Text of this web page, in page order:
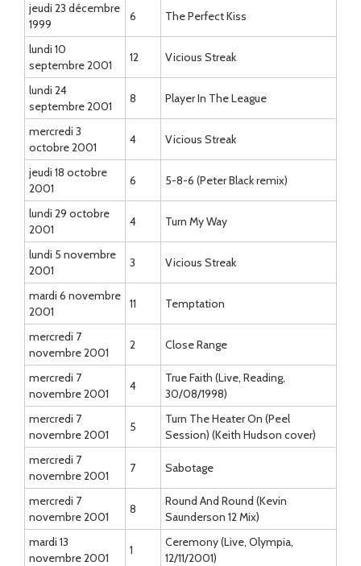
jeudi 23 décembre
1999
6 The Perfect Kiss
lundi 10
septembre 2001
12 Vicious Streak
lundi 24
septembre 2001
8 Player In The League
mercredi 3
octobre 2001
4 Vicious Streak
jeudi 18 octobre
2001
6 5-8-6 (Peter Black remix)
lundi 29 octobre
2001
4 Turn My Way
lundi 5 novembre
2001
3 Vicious Streak
mardi 6 novembre
2001
11 Temptation
mercredi 7
novembre 2001
2 Close Range
mercredi 7
novembre 2001
4
True Faith (Live, Reading,
30/08/1998)
mercredi 7
novembre 2001
5
Turn The Heater On (Peel
Session) (Keith Hudson cover)
mercredi 7
novembre 2001
7 Sabotage
mercredi 7
novembre 2001
8
Round And Round (Kevin
Saunderson 12 Mix)
mardi 13
novembre 2001
1
Ceremony (Live, Olympia,
12/11/2001)